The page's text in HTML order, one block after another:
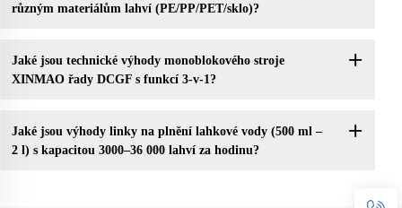
různým materiálům lahví (PE/PP/PET/sklo)?
Jaké jsou technické výhody monoblokového stroje
XINMAO řady DCGF s funkcí 3-v-1?
Jaké jsou výhody linky na plnění lahkové vody (500 ml –
2 l) s kapacitou 3000–36 000 lahví za hodinu?